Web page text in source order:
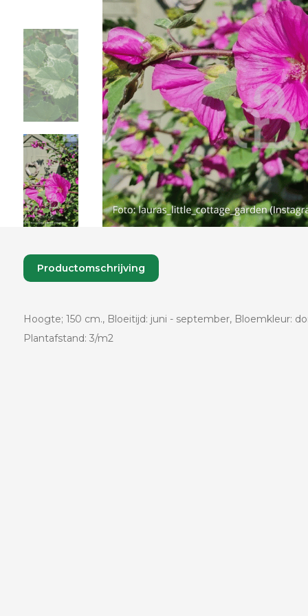
Productomschrijving
Hoogte; 150 cm., Bloeitijd: juni - september, Bloemkleur:
Plantafstand: 3/m2